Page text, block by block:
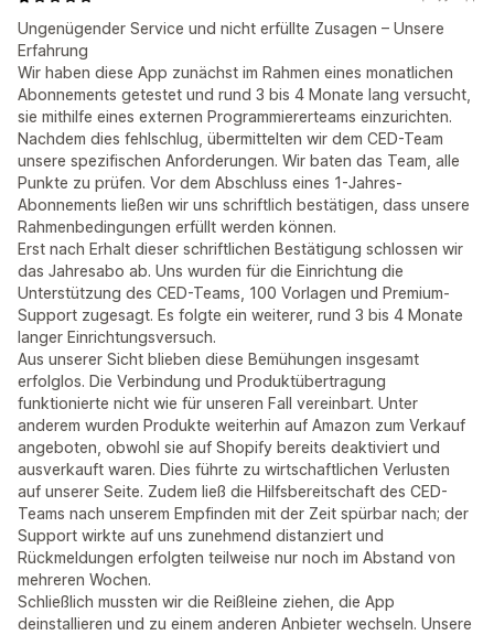
Ungenügender Service und nicht erfüllte Zusagen – Unsere
Erfahrung
Wir haben diese App zunächst im Rahmen eines monatlichen
Abonnements getestet und rund 3 bis 4 Monate lang versucht,
sie mithilfe eines externen Programmiererteams einzurichten.
Nachdem dies fehlschlug, übermittelten wir dem CED-Team
unsere spezifischen Anforderungen. Wir baten das Team, alle
Punkte zu prüfen. Vor dem Abschluss eines 1-Jahres-
Abonnements ließen wir uns schriftlich bestätigen, dass unsere
Rahmenbedingungen erfüllt werden können.
Erst nach Erhalt dieser schriftlichen Bestätigung schlossen wir
das Jahresabo ab. Uns wurden für die Einrichtung die
Unterstützung des CED-Teams, 100 Vorlagen und Premium-
Support zugesagt. Es folgte ein weiterer, rund 3 bis 4 Monate
langer Einrichtungsversuch.
Aus unserer Sicht blieben diese Bemühungen insgesamt
erfolglos. Die Verbindung und Produktübertragung
funktionierte nicht wie für unseren Fall vereinbart. Unter
anderem wurden Produkte weiterhin auf Amazon zum Verkauf
angeboten, obwohl sie auf Shopify bereits deaktiviert und
ausverkauft waren. Dies führte zu wirtschaftlichen Verlusten
auf unserer Seite. Zudem ließ die Hilfsbereitschaft des CED-
Teams nach unserem Empfinden mit der Zeit spürbar nach; der
Support wirkte auf uns zunehmend distanziert und
Rückmeldungen erfolgten teilweise nur noch im Abstand von
mehreren Wochen.
Schließlich mussten wir die Reißleine ziehen, die App
deinstallieren und zu einem anderen Anbieter wechseln. Unsere